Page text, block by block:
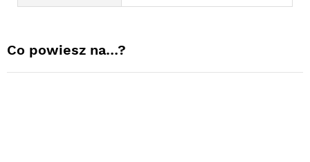
Co powiesz na…?